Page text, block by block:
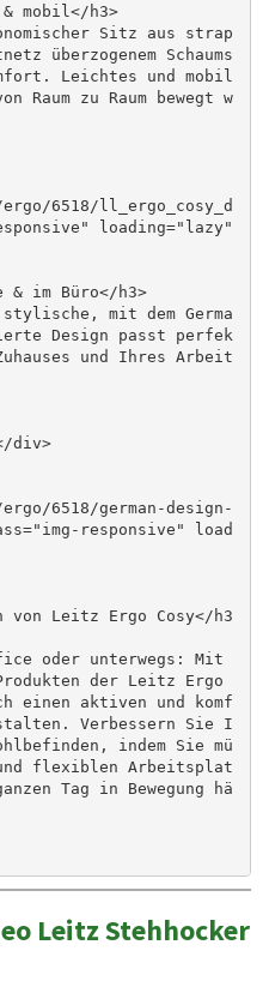
mobil</h3>
Sitz aus strap
überzogenem Schaums
Leichtes und mobil
Raum zu Raum bewegt w
6518/ll_ergo_cosy_d
loading="lazy"
im Büro</h3>
mit dem Germa
Design passt perfek
und Ihres Arbeit
div>
6518/german-design-
responsive" load
von Leitz Ergo Cosy</h3
oder unterwegs: Mit
der Leitz Ergo
einen aktiven und komf
Verbessern Sie I
indem Sie mü
flexiblen Arbeitsplat
Tag in Bewegung hä
Leitz Stehhocker